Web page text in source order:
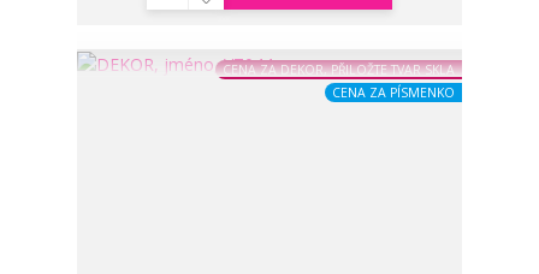
CENA ZA DEKOR, PŘILOŽTE TVAR SKLA
CENA ZA PÍSMENKO